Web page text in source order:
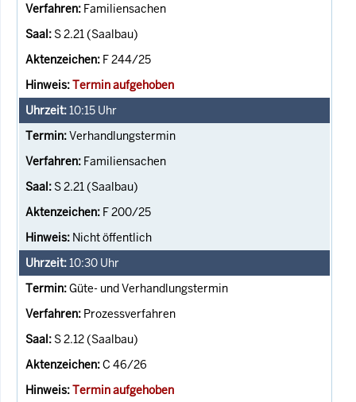
Familiensachen
S 2.21 (Saalbau)
F 244/25
Termin aufgehoben
10:15 Uhr
Verhandlungstermin
Familiensachen
S 2.21 (Saalbau)
F 200/25
Nicht öffentlich
10:30 Uhr
Güte- und Verhandlungstermin
Prozessverfahren
S 2.12 (Saalbau)
C 46/26
Termin aufgehoben